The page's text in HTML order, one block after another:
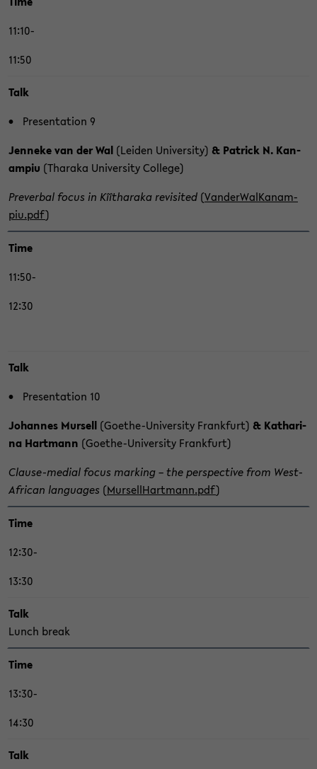
11:10-
11:50
Talk
Pre­sen­ta­ti­on 9
Jen­ne­ke van der Wal (Lei­den Uni­ver­si­ty) & Pa­trick N. Ka­n­
am­piu (Tha­ra­ka Uni­ver­si­ty Col­le­ge)
Pre­ver­bal focus in Kîîtha­ra­ka re­vi­si­ted (Van­der­Wal­Ka­n­am­
piu.pdf)
Time
11:50-
12:30
Talk
Pre­sen­ta­ti­on 10
Jo­han­nes Mur­sell (Goethe-​University Frank­furt) & Ka­tha­ri­
na Hart­mann (Goethe-​University Frank­furt)
Clause-​medial focus mar­king – the per­spec­ti­ve from West-​
African lan­guages (Mur­sell­Hart­mann.pdf)
Time
12:30-
13:30
Talk
Lunch break
Time
13:30-
14:30
Talk